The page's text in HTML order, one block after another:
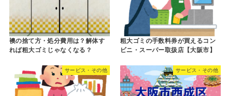
襖の捨て方・処分費用は？解体す
れば粗大ゴミじゃなくなる？
粗大ゴミの手数料券が買えるコン
ビニ・スーパー取扱店【大阪市】
サービス・その他 サービス・その他